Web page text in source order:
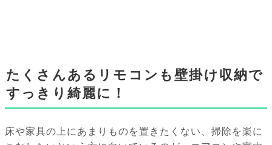
たくさんあるリモコンも壁掛け収納で
すっきり綺麗に！
床や家具の上にあまりものを置きたくない、掃除を楽に